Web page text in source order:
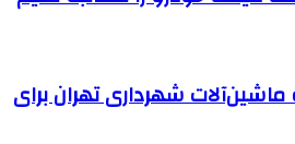
ماشین‌آلات شهرداری تهران برای